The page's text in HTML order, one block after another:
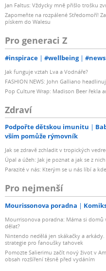
Jan Faltus: Vždycky mně přišlo trošku
Zapomeňte na rozpálené Středomoří!
pískem do Walesu
Pro generaci Z
#inspirace #wellbeing #news
Jak funguje vztah Lva a Vodnáře?
FASHION NEWS: John Galliano
Pop Culture Wrap: Madison Beer řekla
Zdraví
Podpořte dětskou imunitu
vším pomůže rýmovník
Jak se zdravě zchladit v tropických
Úpal a úžeh: Jak je poznat a jak se z
Parazité v nás: Kterým se u nás líbí a
Pro nejmenší
Mourissonova poradna
Mourrisonova poradna: Máma si
dělat?
Nintendo nedělá jen skákačky a
strategie pro fanoušky tahovek
Pomozte Salierimu začít nový život v
obsah rozšíření těsně před vydáním